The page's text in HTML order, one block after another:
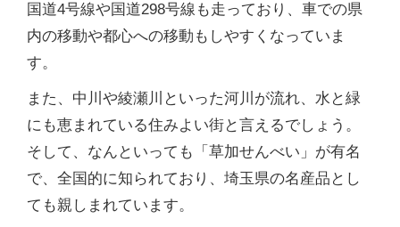
国道4号線や国道298号線も走っており、車での県
内の移動や都心への移動もしやすくなっていま
す。
また、中川や綾瀬川といった河川が流れ、水と緑
にも恵まれている住みよい街と言えるでしょう。
そして、なんといっても「草加せんべい」が有名
で、全国的に知られており、埼玉県の名産品とし
ても親しまれています。